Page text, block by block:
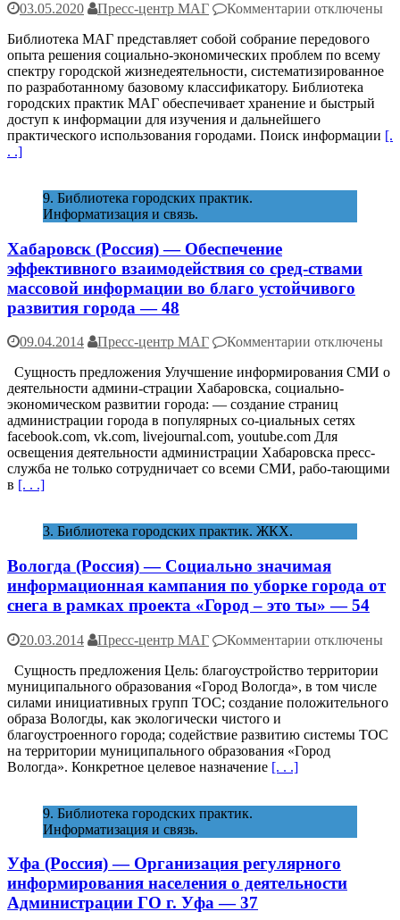
03.05.2020 Пресс-центр МАГ Комментарии к
Библиотека
городских
практик
МАГ
отключены
Библиотека МАГ представляет собой собрание передового
опыта решения социально-экономических проблем по всему
спектру городской жизнедеятельности, систематизированное
по разработанному базовому классификатору. Библиотека
городских практик МАГ обеспечивает хранение и быстрый
доступ к информации для изучения и дальнейшего
практического использования городами. Поиск информации [.
. .]
9. Библиотека городских практик.
Информатизация и связь.
Хабаровск (Россия) — Обеспечение
эффективного взаимодействия со сред-ствами
массовой информации во благо устойчивого
развития города — 48
09.04.2014 Пресс-центр МАГ Комментарии к
Хабаровск
(Россия)
—
Обеспечение
эффективного
со
благо
устойчивого
развития
города
48
отключены
Сущность предложения Улучшение информирования СМИ о
деятельности админи-страции Хабаровска, социально-
экономическом развитии города: — создание страниц
администрации города в популярных со-циальных сетях
facebook.com, vk.com, livejournal.com, youtube.com Для
освещения деятельности администрации Хабаровска пресс-
служба не только сотрудничает со всеми СМИ, рабо-тающими
в [. . .]
3. Библиотека городских практик. ЖКХ.
Вологда (Россия) — Социально значимая
информационная кампания по уборке города от
снега в рамках проекта «Город – это ты» — 54
20.03.2014 Пресс-центр МАГ Комментарии к
Вологда
(Россия)
—
значимая
в
рамках
отключены
Сущность предложения Цель: благоустройство территории
муниципального образования «Город Вологда», в том числе
силами инициативных групп ТОС; создание положительного
образа Вологды, как экологически чистого и
благоустроенного города; содействие развитию системы ТОС
на территории муниципального образования «Город
Вологда». Конкретное целевое назначение [. . .]
9. Библиотека городских практик.
Информатизация и связь.
Уфа (Россия) — Организация регулярного
информирования населения о деятельности
Администрации ГО г. Уфа — 37